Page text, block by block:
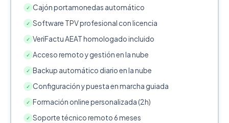
✓ Cajón portamonedas automático
✓ Software TPV profesional con licencia
✓ VeriFactu AEAT homologado incluido
✓ Acceso remoto y gestión en la nube
✓ Backup automático diario en la nube
✓ Configuración y puesta en marcha guiada
✓ Formación online personalizada (2h)
✓ Soporte técnico remoto 6 meses